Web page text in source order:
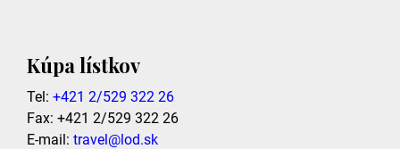
Kúpa lístkov
Tel: +421 2/529 322 26
Fax: +421 2/529 322 26
E-mail: travel@lod.sk